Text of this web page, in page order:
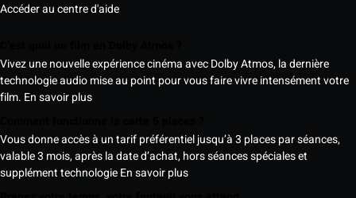
Accéder au centre d'aide
Vivez une nouvelle expérience cinéma avec Dolby Atmos, la dernière
technologie audio mise au point pour vous faire vivre intensément votre
film. En savoir plus
Vous donne accès à un tarif préférentiel jusqu’à 3 places par séances,
valable 3 mois, après la date d’achat, hors séances spéciales et
supplément technologieEn savoir plus